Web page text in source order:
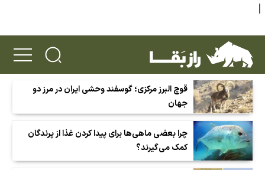
قوچ البرز مرکزی؛ گوسفند وحشی ایران در مرز دو
جهان
چرا بعضی ماهی‌ها برای پیدا کردن غذا از پرندگان
کمک می‌گیرند؟